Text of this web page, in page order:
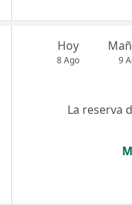
Hoy
8 Ago 9
La reserva